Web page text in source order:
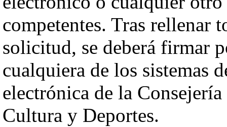
competentes. Tras rellenar
solicitud, se deberá firmar
cualquiera de los sistemas
electrónica de la
Cultura y Deportes.